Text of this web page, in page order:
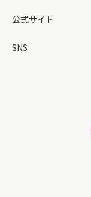
公式サイト
SNS